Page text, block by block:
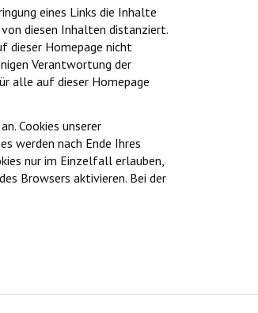
eines Links die Inhalte
diesen Inhalten distanziert.
Homepage nicht
Verantwortung der
alle auf dieser Homepage
Cookies unserer
werden nach Ende Ihres
nur im Einzelfall erlauben,
Browsers aktivieren. Bei der